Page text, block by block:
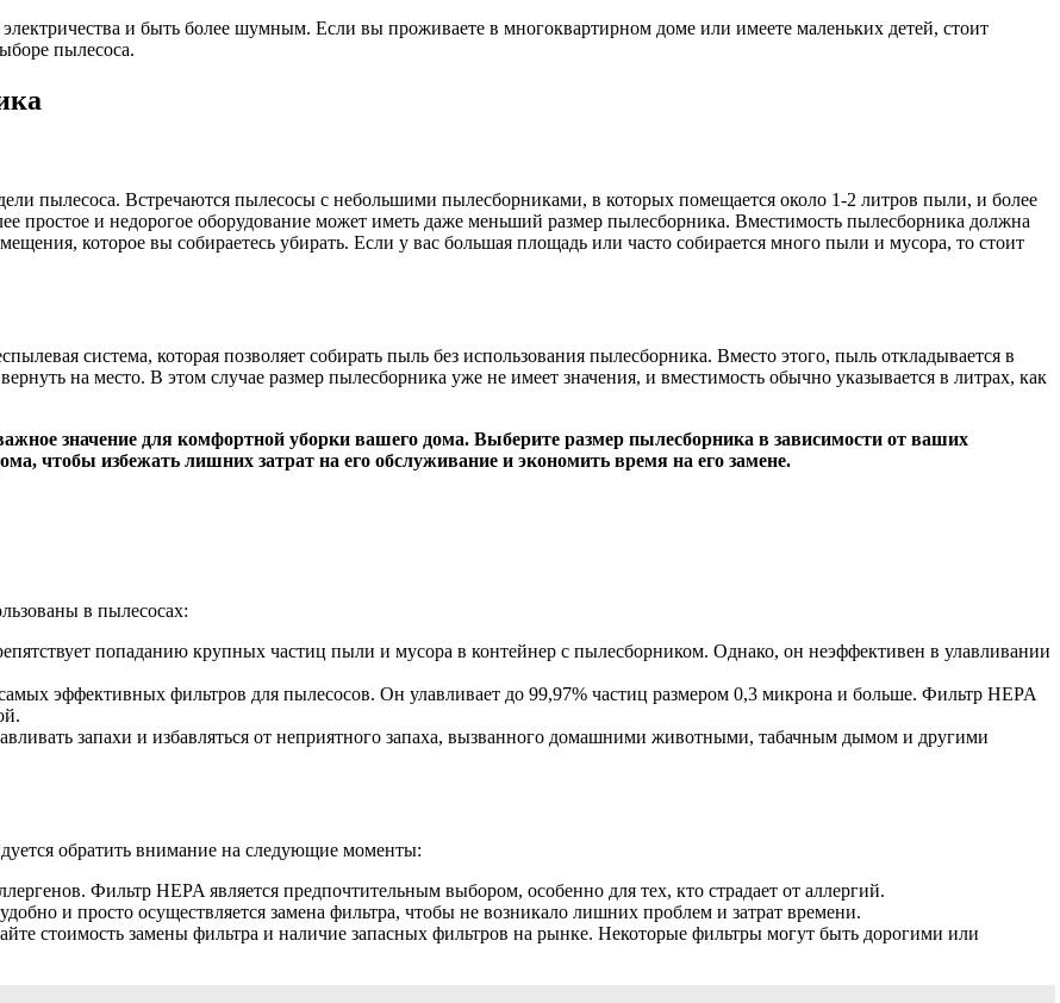
и быть более шумным. Если вы проживаете в многоквартирном доме или имеете маленьких детей, стоит
пылесоса.
пылесоса. Встречаются пылесосы с небольшими пылесборниками, в которых помещается около 1-2 литров пыли, и более
и недорогое оборудование может иметь даже меньший размер пылесборника. Вместимость пылесборника должна
которое вы собираетесь убирать. Если у вас большая площадь или часто собирается много пыли и мусора, то стоит
система, которая позволяет собирать пыль без использования пылесборника. Вместо этого, пыль откладывается в
на место. В этом случае размер пылесборника уже не имеет значения, и вместимость обычно указывается в литрах, как
значение для комфортной уборки вашего дома. Выберите размер пылесборника в зависимости от ваших
чтобы избежать лишних затрат на его обслуживание и экономить время на его замене.
в пылесосах:
попаданию крупных частиц пыли и мусора в контейнер с пылесборником. Однако, он неэффективен в улавливании
эффективных фильтров для пылесосов. Он улавливает до 99,97% частиц размером 0,3 микрона и больше. Фильтр HEPA
запахи и избавляться от неприятного запаха, вызванного домашними животными, табачным дымом и другими
обратить внимание на следующие моменты:
Фильтр HEPA является предпочтительным выбором, особенно для тех, кто страдает от аллергий.
и просто осуществляется замена фильтра, чтобы не возникало лишних проблем и затрат времени.
стоимость замены фильтра и наличие запасных фильтров на рынке. Некоторые фильтры могут быть дорогими или